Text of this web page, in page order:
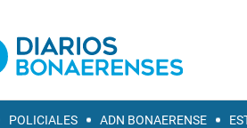
POLICIALES ADN BONAERENSE